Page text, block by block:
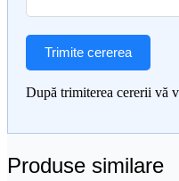
Trimite cererea
După trimiterea cererii vă
Produse similare